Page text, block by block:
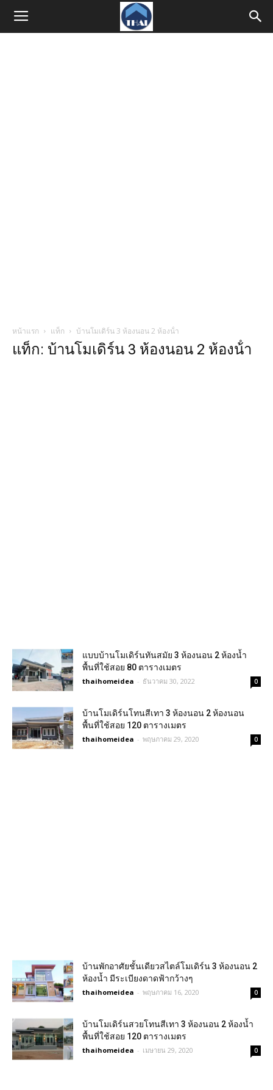
หน้าแรก แท็ก บ้านโมเดิร์น 3 ห้องนอน 2 ห้องน้ํา
แท็ก: บ้านโมเดิร์น 3 ห้องนอน 2 ห้องน้ํา
แบบบ้านโมเดิร์นทันสมัย 3 ห้องนอน 2 ห้องน้ำ
พื้นที่ใช้สอย 80 ตารางเมตร
thaihomeidea - ธันวาคม 30, 2022 0
บ้านโมเดิร์นโทนสีเทา 3 ห้องนอน 2 ห้องนอน
พื้นที่ใช้สอย 120 ตารางเมตร
thaihomeidea - พฤษภาคม 29, 2020 0
บ้านพักอาศัยชั้นเดียวสไตล์โมเดิร์น 3 ห้องนอน 2
ห้องน้ำ มีระเบียงดาดฟ้ากว้างๆ
thaihomeidea - พฤษภาคม 16, 2020 0
บ้านโมเดิร์นสวยโทนสีเทา 3 ห้องนอน 2 ห้องน้ำ
พื้นที่ใช้สอย 120 ตารางเมตร
thaihomeidea - เมษายน 29, 2020 0